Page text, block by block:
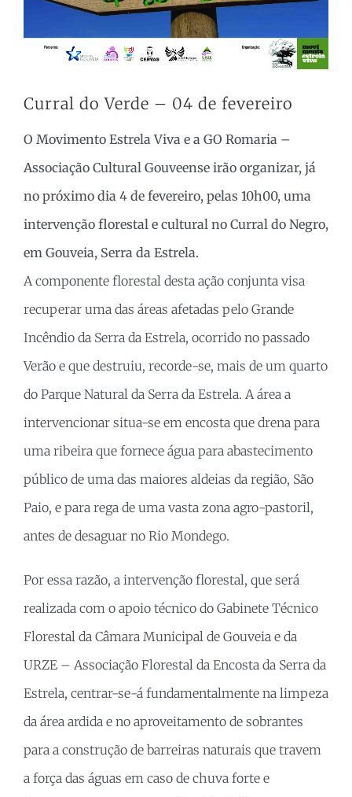
Curral do Verde – 04 de fevereiro
O Movimento Estrela Viva e a GO Romaria –
Associação Cultural Gouveense irão organizar, já
no próximo dia 4 de fevereiro, pelas 10h00, uma
intervenção florestal e cultural no Curral do Negro,
em Gouveia, Serra da Estrela.
A componente florestal desta ação conjunta visa
recuperar uma das áreas afetadas pelo Grande
Incêndio da Serra da Estrela, ocorrido no passado
Verão e que destruiu, recorde-se, mais de um quarto
do Parque Natural da Serra da Estrela. A área a
intervencionar situa-se em encosta que drena para
uma ribeira que fornece água para abastecimento
público de uma das maiores aldeias da região, São
Paio, e para rega de uma vasta zona agro-pastoril,
antes de desaguar no Rio Mondego.
Por essa razão, a intervenção florestal, que será
realizada com o apoio técnico do Gabinete Técnico
Florestal da Câmara Municipal de Gouveia e da
URZE – Associação Florestal da Encosta da Serra da
Estrela, centrar-se-á fundamentalmente na limpeza
da área ardida e no aproveitamento de sobrantes
para a construção de barreiras naturais que travem
a força das águas em caso de chuva forte e